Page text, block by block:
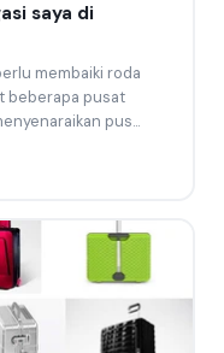
saya di
membaiki roda
beberapa pusat
pus...